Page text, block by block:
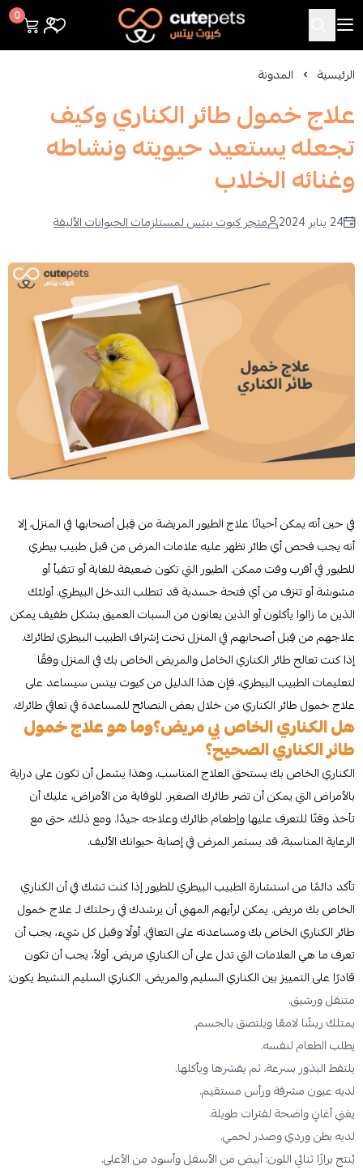
Cutepets
0
الرئيسية المدونة
علاج خمول طائر الكناري وكيف
تجعله يستعيد حيويته ونشاطه
وغنائه الخلاب
24 يناير 2024 متجر كيوت بيتس لمستلزمات الحيوانات الأليفة
في حين أنه يمكن أحيانًا علاج الطيور المريضة من قِبل أصحابها في المنزل، إلا
أنه يجب فحص أي طائر تظهر عليه علامات المرض من قبل طبيب بيطري
للطيور في أقرب وقت ممكن. الطيور التي تكون ضعيفة للغاية أو تتقيأ أو
مشوشة أو تنزف من أي فتحة جسدية قد تتطلب التدخل البيطري. أولئك
الذين ما زالوا يأكلون أو الذين يعانون من السبات العميق بشكل طفيف يمكن
علاجهم من قِبل أصحابهم في المنزل تحت إشراف الطبيب البيطري لطائرك.
إذا كنت تعالج طائر الكناري الخامل والمريض الخاص بك في المنزل وفقًا
لتعليمات الطبيب البيطري، فإن هذا الدليل من كيوت بيتس سيساعد على
علاج خمول طائر الكناري من خلال بعض النصائح للمساعدة في تعافي طائرك.
هل الكناري الخاص بي مريض؟وما هو علاج خمول
طائر الكناري الصحيح؟
الكناري الخاص بك يستحق العلاج المناسب، وهذا يشمل أن تكون على دراية
بالأمراض التي يمكن أن تضر طائرك الصغير. للوقاية من الأمراض، عليك أن
تأخذ وقتًا للتعرف عليها وإطعام طائرك وعلاجه جيدًا. ومع ذلك، حتى مع
الرعاية المناسبة، قد يستمر المرض في إصابة حيوانك الأليف.
تأكد دائمًا من استشارة الطبيب البيطري للطيور إذا كنت تشك في أن الكناري
الخاص بك مريض. يمكن لرأيهم المهني أن يرشدك في رحلتك لـ علاج خمول
طائر الكناري الخاص بك ومساعدته على التعافي. أولًا وقبل كل شيء، يجب أن
تعرف ما هي العلامات التي تدل على أن الكناري مريض. أولاً، يجب أن تكون
قادرًا على التمييز بين الكناري السليم والمريض. الكناري السليم النشيط يكون:
متنقل ورشيق.
يمتلك ريشًا لامعًا ويلتصق بالجسم.
يطلب الطعام لنفسه.
يلتقط البذور بسرعة، ثم يقشرها ويأكلها.
لديه عيون مشرقة ورأس مستقيم.
يغني أغانٍ واضحة لفترات طويلة.
لديه بطن وردي وصدر لحمي.
يُنتج برازًا ثنائي اللون: أبيض من الأسفل وأسود من الأعلى.